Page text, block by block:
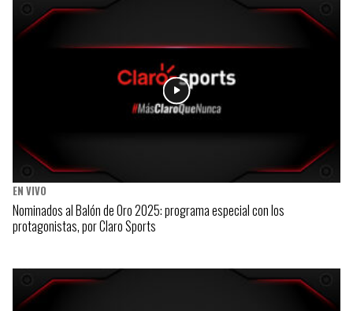
EN VIVO
Nominados al Balón de Oro 2025: programa especial con los
protagonistas, por Claro Sports